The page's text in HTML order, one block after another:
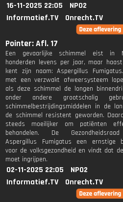
16-11-2025 22:05
NPO2
Informatief.TV
Onrecht.TV
Pointer: Afl. 17
Een gevaarlijke schimmel eist in
honderden levens per jaar, maar
kent zijn naam: Aspergillus
met een verzwakt afweersysteem
als deze schimmel de longen
onder andere grootschalig
schimmelbestrijdingsmiddelen in de
de schimmel resistent geworden.
steeds moeilijker om patiënten
behandelen. De
Aspergillus Fumigatus een ernstige
voor de volksgezondheid en vindt dat
moet ingrijpen.
02-11-2025 22:05
NPO2
Informatief.TV
Onrecht.TV